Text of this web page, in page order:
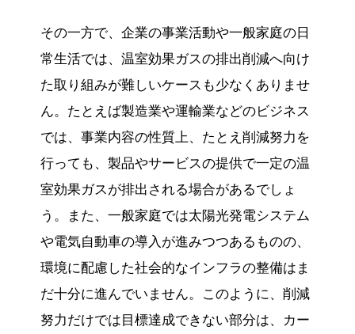
その一方で、企業の事業活動や一般家庭の日
常生活では、温室効果ガスの排出削減へ向け
た取り組みが難しいケースも少なくありませ
ん。たとえば製造業や運輸業などのビジネス
では、事業内容の性質上、たとえ削減努力を
行っても、製品やサービスの提供で一定の温
室効果ガスが排出される場合があるでしょ
う。また、一般家庭では太陽光発電システム
や電気自動車の導入が進みつつあるものの、
環境に配慮した社会的なインフラの整備はま
だ十分に進んでいません。このように、削減
努力だけでは目標達成できない部分は、カー